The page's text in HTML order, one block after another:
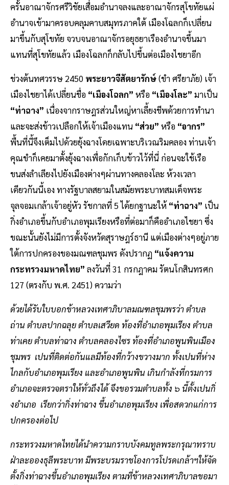
ครั้นอาณาจักรศรีวิชัยเสื่อมอำนาจลงและอาณาจักรสุโขทัยแผ่
อำนาจเข้ามาครอบคลุมคาบสมุทรภาคใต้ เมืองโฉลกก็เปลี่ยน
มาขึ้นกับสุโขทัย จวบจนอาณาจักรอยุธยาเรืองอำนาจขึ้นมา
แทนที่สุโขทัยแล้ว เมืองโฉลกก็กลับไปขึ้นต่อเมืองไชยาอีก
ช่วงต้นทศวรรษ 2450 พระยาวจีสัตยารักษ์(ขำ ศรียาภัย) เจ้า
เมืองไชยาได้เปลี่ยนชื่อ “เมืองโฉลก” หรือ “เมืองโละ” มาเป็น
“ท่าฉาง” เนื่องจากราษฎรส่วนใหญ่หาเลี้ยงชีพด้วยการทำนา
และจะส่งข้าวเปลือกให้เจ้าเมืองแทน “ส่วย” หรือ “อากร”
พื้นที่นี้จึงเต็มไปด้วยยุ้งฉางโดยเฉพาะบริเวณริมคลอง ท่านเจ้า
คุณขำก็เคยมาตั้งยุ้งฉางเพื่อกักเก็บข้าวไว้ที่นี่ ก่อนจะใช้เรือ
ขนส่งลำเลียงไปยังเมืองต่างๆผ่านทางคลองโละ ห้วงเวลา
เดียวกันนี้เอง ทางรัฐบาลสยามในสมัยพระบาทสมเด็จพระ
จุลจอมเกล้าเจ้าอยู่หัว รัชกาลที่ 5 ได้ยกฐานะให้“ท่าฉาง” เป็น
กิ่งอำเภอขึ้นกับอำเภอพุมเรียงหรือที่ต่อมาก็คืออำเภอไชยา ซึ่ง
ขณะนั้นยังไม่มีการตั้งจังหวัดสุราษฎร์ธานี แต่เมืองต่างๆอยู่ภาย
ใต้การปกครองของมณฑลชุมพร ดังปรากฏ “แจ้งความ
กระทรวงมหาดไทย” ลงวันที่ 31 กรกฎาคม รัตนโกสินทรศก
127 (ตรงกับ พ.ศ. 2451) ความว่า
ด้วยได้รับใบบอกข้าหลวงเทศาภิบาลมณฑลชุมพรว่า ตำบล
ถ่าน ตำบลปากฉลุย ตำบลเสวียด ท้องที่อำเภอพุมเรียง ตำบล
ท่าเคย ตำบลท่าฉาง ตำบลคลองไซร ท้องที่อำเภอพูนพินเมือง
ชุมพร เปนที่ติดต่อกันแลมีท้องที่กว้างขวางมาก ทั้งเปนที่ห่าง
ไกลกับอำเภอพุมเรียง และอำเภอพูนพิน เกินกำลังที่กรมการ
อำเภอจะตรวจตราให้ทั่วถึงได้ จึงขอรวมตำบลทั้ง ๖ นี้ตั้งเปนกิ่
งอำเภอ เรียกว่ากิ่งท่าฉาง ขึ้นอำเภอพุมเรียง เพื่อสดวกแก่การ
ปกครองต่อไป
กระทรวงมหาดไทยได้นำความกราบบังคมทูลพระกรุณาทราบ
ฝ่าละอองธุลีพระบาท มีพระบรมราชโองการโปรดเกล้าฯให้จัด
ตั้งกิ่งท่าฉางขึ้นอำเภอพุมเรียง ตามที่ข้าหลวงเทศาภิบาลขอมา